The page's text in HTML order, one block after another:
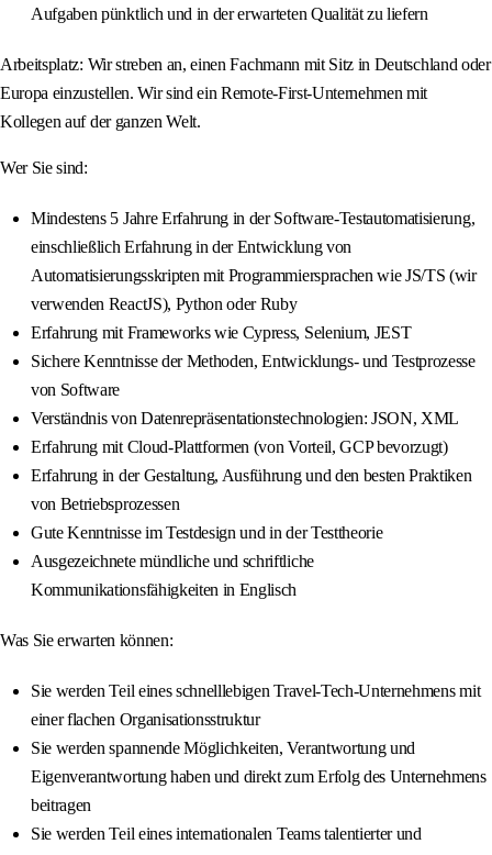
Aufgaben pünktlich und in der erwarteten Qualität zu liefern
Arbeitsplatz: Wir streben an, einen Fachmann mit Sitz in Deutschland oder
Europa einzustellen. Wir sind ein Remote-First-Unternehmen mit
Kollegen auf der ganzen Welt.
Wer Sie sind:
Mindestens 5 Jahre Erfahrung in der Software-Testautomatisierung,
einschließlich Erfahrung in der Entwicklung von
Automatisierungsskripten mit Programmiersprachen wie JS/TS (wir
verwenden ReactJS), Python oder Ruby
Erfahrung mit Frameworks wie Cypress, Selenium, JEST
Sichere Kenntnisse der Methoden, Entwicklungs- und Testprozesse
von Software
Verständnis von Datenrepräsentationstechnologien: JSON, XML
Erfahrung mit Cloud-Plattformen (von Vorteil, GCP bevorzugt)
Erfahrung in der Gestaltung, Ausführung und den besten Praktiken
von Betriebsprozessen
Gute Kenntnisse im Testdesign und in der Testtheorie
Ausgezeichnete mündliche und schriftliche
Kommunikationsfähigkeiten in Englisch
Was Sie erwarten können:
Sie werden Teil eines schnelllebigen Travel-Tech-Unternehmens mit
einer flachen Organisationsstruktur
Sie werden spannende Möglichkeiten, Verantwortung und
Eigenverantwortung haben und direkt zum Erfolg des Unternehmens
beitragen
Sie werden Teil eines internationalen Teams talentierter und